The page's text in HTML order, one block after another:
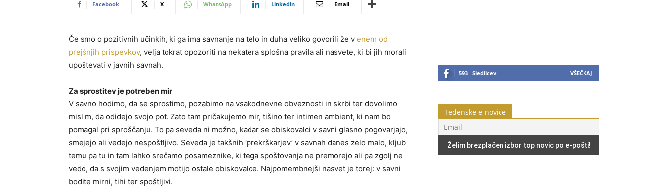
Facebook X WhatsApp Linkedin Email
Če smo o pozitivnih učinkih, ki ga ima savnanje na telo in duha veliko govorili že v enem od
prejšnjih prispevkov, velja tokrat opozoriti na nekatera splošna pravila ali nasvete, ki bi jih morali
upoštevati v javnih savnah.
Za sprostitev je potreben mir
V savno hodimo, da se sprostimo, pozabimo na vsakodnevne obveznosti in skrbi ter dovolimo
mislim, da odidejo svojo pot. Zato tam pričakujemo mir, tišino ter intimen ambient, ki nam bo
pomagal pri sproščanju. To pa seveda ni možno, kadar se obiskovalci v savni glasno pogovarjajo,
smejejo ali vedejo nespoštljivo. Seveda je takšnih ‘prekrškarjev’ v savnah danes zelo malo, kljub
temu pa tu in tam lahko srečamo posameznike, ki tega spoštovanja ne premorejo ali pa zgolj ne
vedo, da s svojim vedenjem motijo ostale obiskovalce. Najpomembnejši nasvet je torej: v savni
bodite mirni, tihi ter spoštljivi.
593 Sledilcev VŠEČKAJ
Tedenske e-novice